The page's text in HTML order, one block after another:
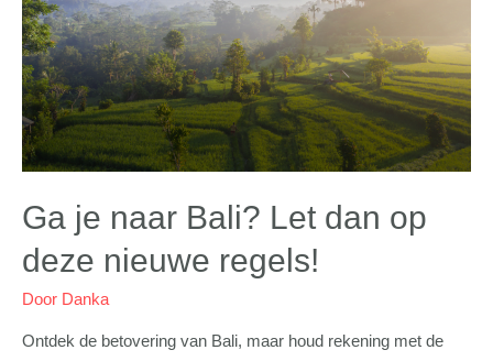
Ga je naar Bali? Let dan op
deze nieuwe regels!
Door Danka
Ontdek de betovering van Bali, maar houd rekening met de